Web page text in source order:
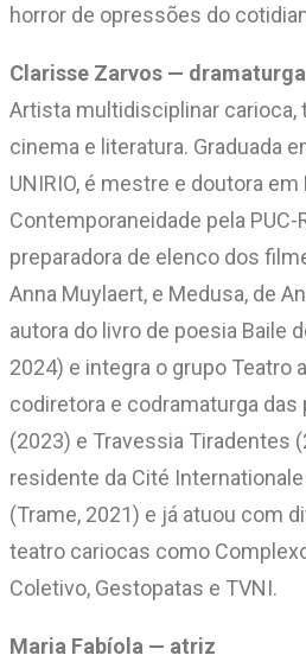
horror de opressões do
Clarisse Zarvos —
Artista multidisciplinar carioca,
cinema e literatura. Graduada
UNIRIO, é mestre e doutora
Contemporaneidade pela
preparadora de elenco dos
Anna Muylaert, e Medusa, de
autora do livro de poesia Baile
2024) e integra o grupo Teatro
codiretora e codramaturga
(2023) e Travessia Tiradentes
residente da Cité
(Trame, 2021) e já atuou com
teatro cariocas como
Coletivo, Gestopatas e TVNI.
Maria Fabíola — atriz